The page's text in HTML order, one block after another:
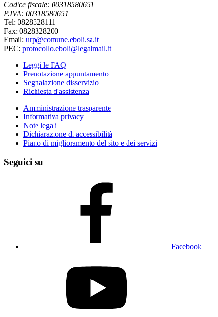
Codice fiscale: 00318580651
P.IVA: 00318580651
Tel: 0828328111
Fax: 0828328200
Email: urp@comune.eboli.sa.it
PEC: protocollo.eboli@legalmail.it
Leggi le FAQ
Prenotazione appuntamento
Segnalazione disservizio
Richiesta d'assistenza
Amministrazione trasparente
Informativa privacy
Note legali
Dichiarazione di accessibilità
Piano di miglioramento del sito e dei servizi
Seguici su
Facebook